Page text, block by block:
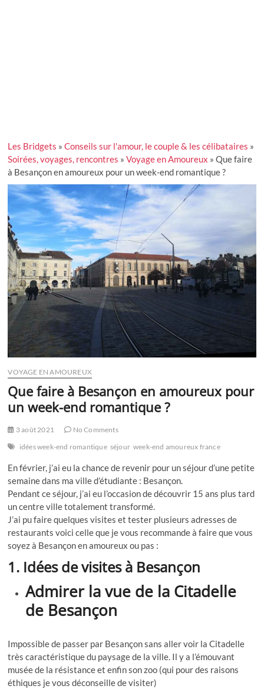
Les Bridgets »Conseils sur l'amour, le couple & les célibataires »
Soirées, voyages, rencontres »Voyage en Amoureux »Que faire
à Besançon en amoureux pour un week-end romantique ?
VOYAGE EN AMOUREUX
Que faire à Besançon en amoureux pour
un week-end romantique ?
3 août 2021
No Comments
idées week-end romantique séjour week-end amoureux france
En février, j’ai eu la chance de revenir pour un séjour d’une petite
semaine dans ma ville d’étudiante : Besançon.
Pendant ce séjour, j’ai eu l’occasion de découvrir 15 ans plus tard
un centre ville totalement transformé.
J’ai pu faire quelques visites et tester plusieurs adresses de
restaurants voici celle que je vous recommande à faire que vous
soyez à Besançon en amoureux ou pas :
1. Idées de visites à Besançon
Admirer la vue de la Citadelle
de Besançon
Impossible de passer par Besançon sans aller voir la Citadelle
très caractéristique du paysage de la ville. Il y a l’émouvant
musée de la résistance et enfin son zoo (qui pour des raisons
éthiques je vous déconseille de visiter)